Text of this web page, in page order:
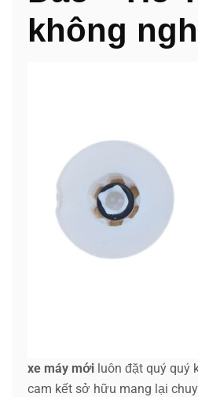
không
xe máy mới luôn đặt quý quý
cam kết sở hữu mang lại